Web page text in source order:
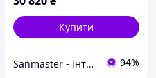
Купити
Sanmaster - інтернет-магазин сантехніки 94%